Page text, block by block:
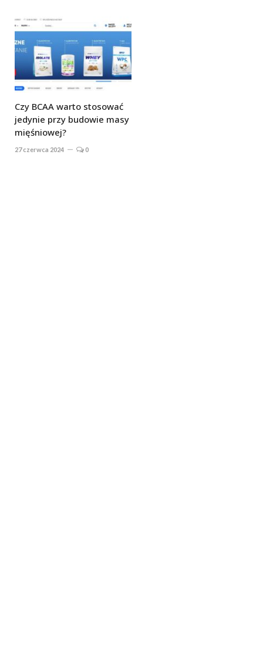
Czy BCAA warto stosować
jedynie przy budowie masy
mięśniowej?
27 czerwca 2024 0